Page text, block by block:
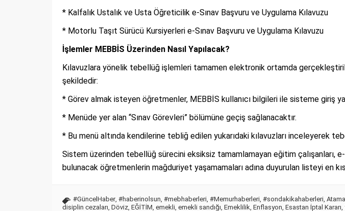
* Kalfalık Ustalık ve Usta Öğreticilik e-Sınav Başvuru ve Uygulama Kılavuzu
* Motorlu Taşıt Sürücü Kursiyerleri e-Sınav Başvuru ve Uygulama Kılavuzu
İşlemler MEBBİS Üzerinden Nasıl Yapılacak?
Kılavuzlara yönelik tebellüğ işlemleri tamamen elektronik ortamda
şekildedir:
* Görev almak isteyen öğretmenler, MEBBİS kullanıcı bilgileri ile sisteme giriş
* Menüde yer alan “Sınav Görevleri” bölümüne geçiş sağlanacaktır.
* Bu menü altında kendilerine tebliğ edilen yukarıdaki kılavuzları inceleyerek
Sistem üzerinden tebellüğ sürecini eksiksiz tamamlamayan eğitim çalışanları,
bulunacak öğretmenlerin mağduriyet yaşamamaları adına duyurulan listeyi en
#GüncelHaber, #haberinolsun, #mebhaberleri, #Memurhaberleri, #sondakikahaberleri, Atama
disiplin cezaları, Döviz, EĞİTİM, emekli, emekli sandığı, Emeklilik, Enflasyon, Esastan İptal Kararı,